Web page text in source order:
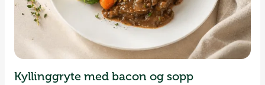
Kyllinggryte med bacon og sopp